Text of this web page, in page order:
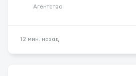
Агентство
12 мин. назад